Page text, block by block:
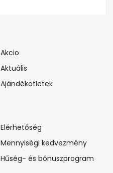
Akcio
Aktuális
Ajándékötletek
Elérhetőség
Mennyiségi kedvezmény
Hűség- és bónuszprogram